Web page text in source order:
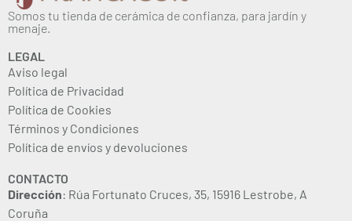
Somos tu tienda de cerámica de confianza, para jardín y
menaje.
LEGAL
Aviso legal
Política de Privacidad
Política de Cookies
Términos y Condiciones
Política de envíos y devoluciones
CONTACTO
Dirección: Rúa Fortunato Cruces, 35, 15916 Lestrobe, A
Coruña